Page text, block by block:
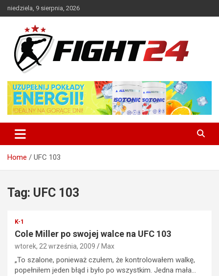
Skip
to
niedziela, 9 sierpnia, 2026
FIGHT24.PL – MMA i K-1, UFC
Home UFC 103
Tag: UFC 103
K-1
Cole Miller po swojej walce na UFC 103
wtorek, 22 września, 2009 Max
„To szalone, ponieważ czułem, że kontrolowałem walkę,
popełniłem jeden błąd i było po wszystkim. Jedna mała…